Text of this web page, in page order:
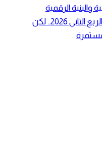
الرقمية
سابك تقلص خسائرها في الربع الثاني 2026.. لكن